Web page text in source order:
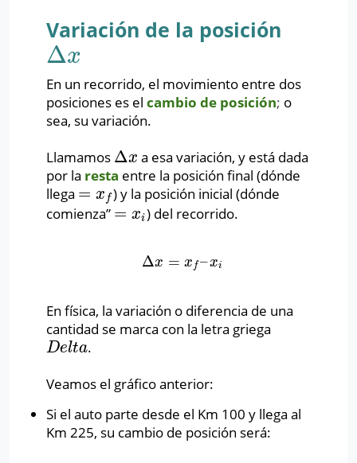
Variación de la posición
Δx
Δx
En un recorrido, el movimiento entre dos
posiciones es el cambio de posición; o
sea, su variación.
Llamamos Δx
Δx
a esa variación, y está dada
por la resta entre la posición final (dónde
llega = x f
=x f
) y la posición inicial (dónde
comienza” = xi
=x i ) del recorrido.
Δx = x f–xi
Δx =x f–xi
En física, la variación o diferencia de una
cantidad se marca con la letra griega
Delta
Delta .
Veamos el gráfico anterior:
Si el auto parte desde el Km 100 y llega al
Km 225, su cambio de posición será: